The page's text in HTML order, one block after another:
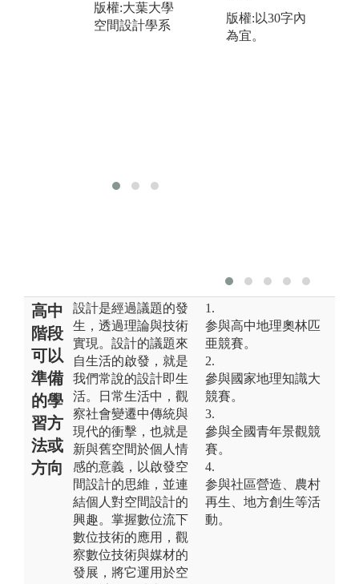
版權:大葉大學
空間設計學系
構出全國唯一
的學理論述與
展演。
版權:以30字內
為宜。
高中
階段
可以
準備
的學
習方
法或
方向
設計是經過議題的發
生，透過理論與技術
實現。設計的議題來
自生活的啟發，就是
我們常說的設計即生
活。日常生活中，觀
察社會變遷中傳統與
現代的衝擊，也就是
新與舊空間於個人情
感的意義，以啟發空
間設計的思維，並連
結個人對空間設計的
興趣。掌握數位流下
數位技術的應用，觀
察數位技術與媒材的
發展，將它運用於空
1.
参與高中地理奧林匹
亜競賽。
2.
參與國家地理知識大
競賽。
3.
參與全國青年景觀競
賽。
4.
参與社區營造、農村
再生、地方創生等活
動。